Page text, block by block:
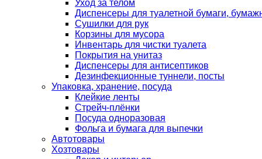
Уход за телом
Диспенсеры для туалетной бумаги,
Сушилки для рук
Корзины для мусора
Инвентарь для чистки туалета
Покрытия на унитаз
Диспенсеры для антисептиков
Дезинфекционные туннели, посты
Упаковка, хранение, посуда
Клейкие ленты
Стрейч-плёнки
Посуда одноразовая
Фольга и бумага для выпечки
Автотовары
Хозтовары